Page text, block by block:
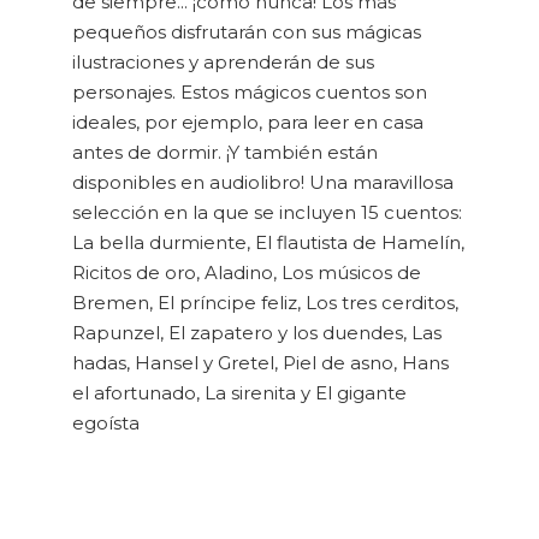
pequeños disfrutarán con sus mágicas
ilustraciones y aprenderán de sus
personajes. Estos mágicos cuentos son
ideales, por ejemplo, para leer en casa
antes de dormir. ¡Y también están
disponibles en audiolibro! Una maravillosa
selección en la que se incluyen 15 cuentos:
La bella durmiente, El flautista de Hamelín,
Ricitos de oro, Aladino, Los músicos de
Bremen, El príncipe feliz, Los tres cerditos,
Rapunzel, El zapatero y los duendes, Las
hadas, Hansel y Gretel, Piel de asno, Hans
el afortunado, La sirenita y El gigante
egoísta